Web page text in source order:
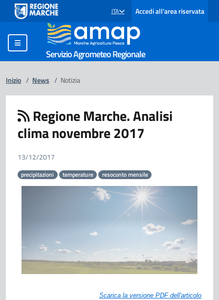
SELEZIONE LINGUA: LINGUA SELEZIONATA
ITA Accedi all'area riservata
Servizio Agrometeo Regionale
Inizio / News / Notizia
Regione Marche. Analisi
clima novembre 2017
13/12/2017
precipitazioni temperature resoconto mensile
Scarica la versione PDF dell'articolo